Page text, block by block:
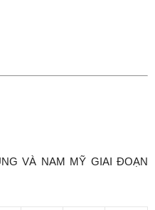
VÀ NAM MỸ GIAI ĐOẠN